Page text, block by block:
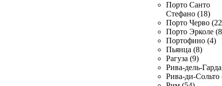
Порто Санто
Стефано (18)
Порто Черво
Порто Эрколе
Портофино (4)
Пьянца (8)
Рагуза (9)
Рива-дель-
Рива-ди-Сольто